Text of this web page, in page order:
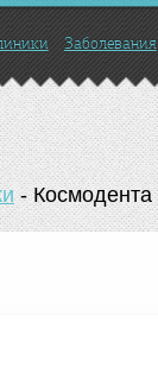
Заболевания
-Космодента